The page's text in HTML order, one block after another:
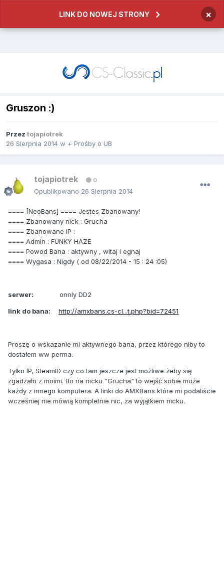
LINK DO NOWEJ STRONY ×
Gruszon :)
Przez tojapiotrek
26 Sierpnia 2014 w + Prośby o UB
tojapiotrek 0
Opublikowano 26 Sierpnia 2014
==== [NeoBans] ==== Jestes Zbanowany!
==== Zbanowany nick : Grucha
==== Zbanowane IP :
==== Admin : FUNKY HAZE
==== Powod Bana : aktywny , witaj i egnaj
==== Wygasa : Nigdy ( od 08/22/2014 - 15 : 24 :05)
serwer: onnly DD2
link do bana: http://amxbans.cs-cl...t.php?bid=72451
Proszę o wskazanie mi aktywnego bana, przez którego niby to
dostałem ww perma.
Tylko IP, SteamID czy co tam jeszcze jest możliwe żeby się
zgadzało z moimi. Bo na nicku "Grucha" to wejść sobie może
każdy z innego komputera. A linki do AMXBans które mi podaliście
wcześniej nie mówią kompletnie nic, za wyjątkiem nicku.